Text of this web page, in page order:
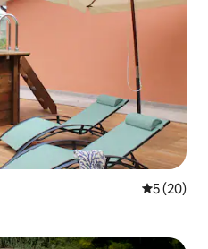
Note
5 (20)